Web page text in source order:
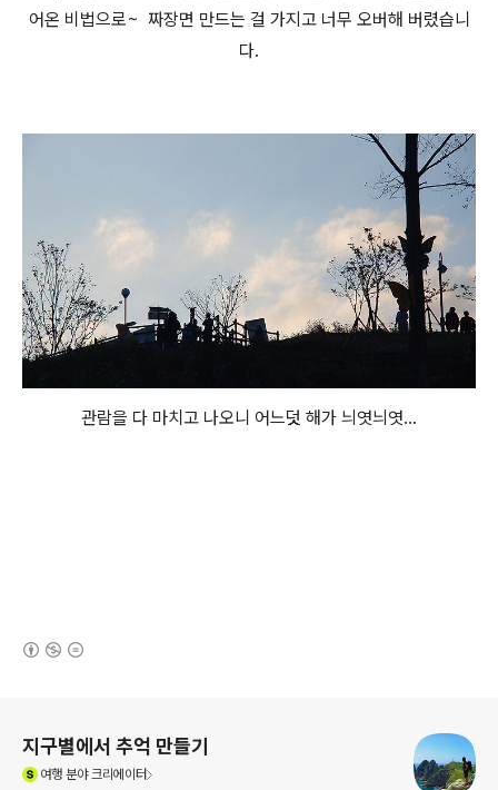
어온 비법으로~ 짜장면 만드는 걸 가지고 너무 오버해 버렸습니
다.
관람을 다 마치고 나오니 어느덧 해가 늬엿늬엿...
지구별에서 추억 만들기
여행분야 크리에이터